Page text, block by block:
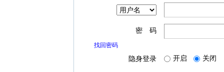
密 码
找回密码
隐身登录 开启 关闭